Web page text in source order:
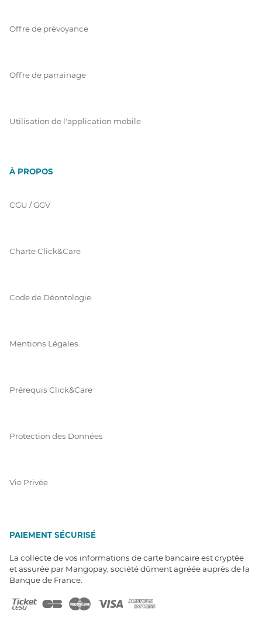
Offre de prévoyance
Offre de parrainage
Utilisation de l'application mobile
À PROPOS
CGU / GGV
Charte Click&Care
Code de Déontologie
Mentions Légales
Prérequis Click&Care
Protection des Données
Vie Privée
PAIEMENT SÉCURISÉ
La collecte de vos informations de carte bancaire est cryptée
et assurée par Mangopay, société dûment agréée auprès de la
Banque de France.